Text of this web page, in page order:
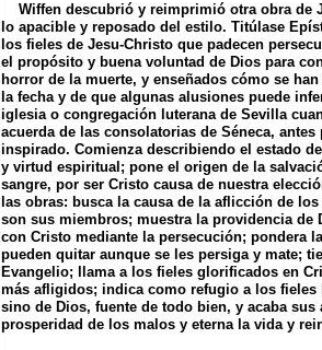
Wiffen descubrió y reimprimió otra obra de
lo apacible y reposado del estilo. Titúlase
los fieles de Jesu-Christo que padecen
el propósito y buena voluntad de Dios para
horror de la muerte, y enseñados cómo se
la fecha y de que algunas alusiones puede
iglesia o congregación luterana de Sevilla
acuerda de las consolatorias de Séneca,
inspirado. Comienza describiendo el estado
y virtud espiritual; pone el origen de la
sangre, por ser Cristo causa de nuestra
las obras: busca la causa de la aflicción de
son sus miembros; muestra la providencia
con Cristo mediante la persecución; pondera
pueden quitar aunque se les persiga y mate;
Evangelio; llama a los fieles glorificados en
más afligidos; indica como refugio a los fieles
sino de Dios, fuente de todo bien, y acaba
prosperidad de los malos y eterna la vida y